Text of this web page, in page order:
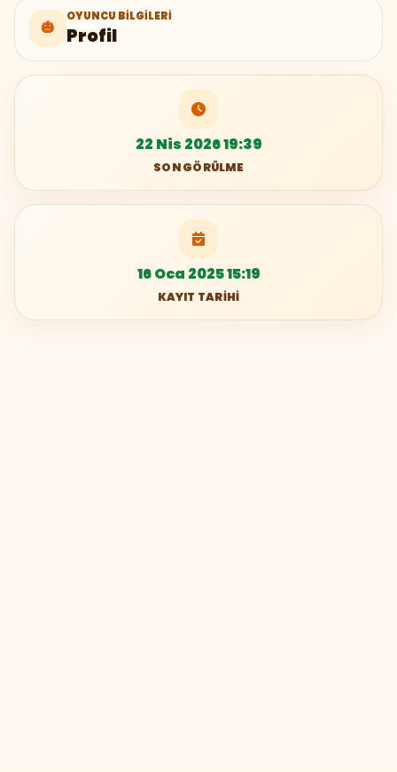
🎃
OYUNCU BILGILERI
Profil
22 Nis 2026 19:39
SON GÖRÜLME
16 Oca 2025 15:19
KAYIT TARIHI